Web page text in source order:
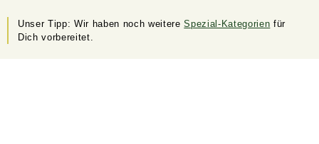
Unser Tipp: Wir haben noch weitereSpezial-Kategorien für
Dich vorbereitet.